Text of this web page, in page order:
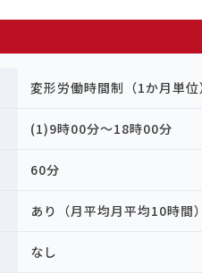
変形労働時間制（1か月単位
(1)9時00分～18時00分
60分
あり（月平均月平均10時間）
なし